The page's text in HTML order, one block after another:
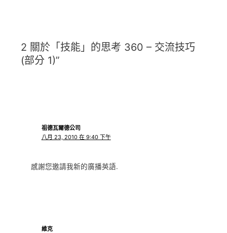
2 關於「技能」的思考 360 – 交流技巧
(部分 1)”
祖德瓦爾德公司
八月 23, 2010 在 9:40 下午
感謝您邀請我新的廣播英語.
維克